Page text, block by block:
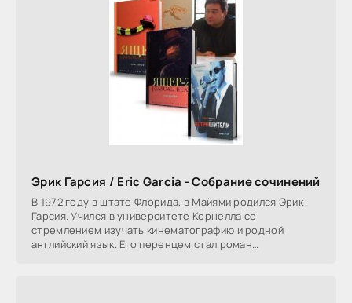
Эрик Гарсия / Eric Garcia - Собрание сочинений
В 1972 году в штате Флорида, в Майями родился Эрик
Гарсия. Учился в университете Корнелла со
стремлением изучать кинематографию и родной
английский язык. Его перенцем стал роман